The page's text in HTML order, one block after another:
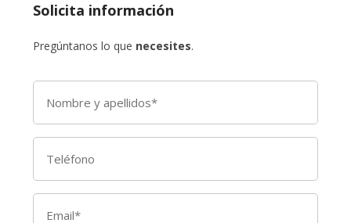
Solicita información
Pregúntanos lo que necesites.